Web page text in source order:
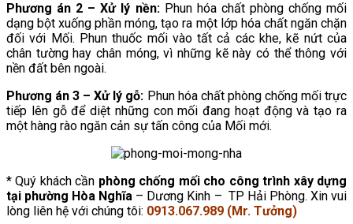
Phương án 2 – Xử lý nền:Phun hóa chất phòng chống mối
dạng bột xuống phần móng, tạo ra một lớp hóa chất ngăn chặn
đối với Mối. Phun thuốc mối vào tất cả các khe, kẽ nứt của
chân tường hay chân móng, vì những kẽ này có thể thông với
nền đất bên ngoài.
Phương án 3 – Xử lý gỗ: Phun hóa chất phòng chống mối trực
tiếp lên gỗ để diệt những con mối đang hoạt động và tạo ra
một hàng rào ngăn cản sự tấn công của Mối mới.
* Quý khách cần phòng chống mối cho công trình xây dựng
tại phường Hòa Nghĩa – Dương Kinh – TP Hải Phòng. Xin vui
lòng liên hệ với chúng tôi: 0913.067.989 (Mr. Tưởng)